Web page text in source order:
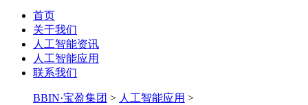
首页
关于我们
人工智能资讯
人工智能应用
联系我们
BBIN·宝盈集团 > 人工智能应用 >